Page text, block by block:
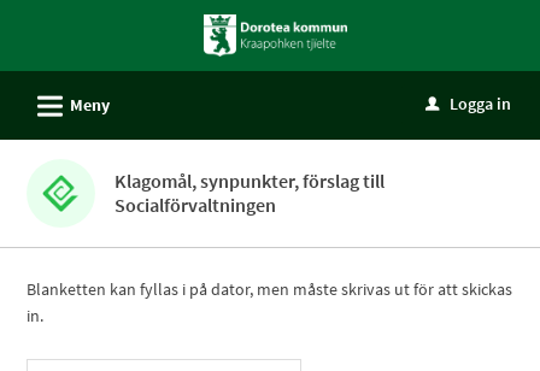
Dorotea
kommun
L Meny u Logga in
Klagomål, synpunkter, förslag till
Socialförvaltningen
Blanketten kan fyllas i på dator, men måste skrivas ut för att skickas
in.